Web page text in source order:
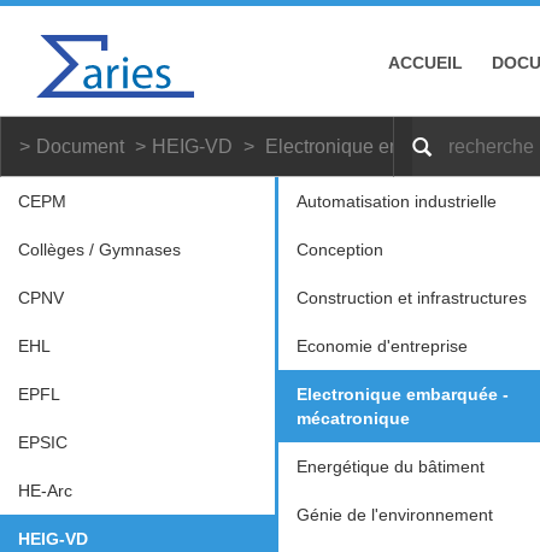
ACCUEIL
Document HEIG-VD Electronique embarquée -
CEPM
Collèges / Gymnases
CPNV
EHL
EPFL
EPSIC
HE-Arc
HEIG-VD
Automatisation industrielle
Conception
Construction et infrastructures
Economie d'entreprise
Electronique embarquée -
mécatronique
Energétique du bâtiment
Génie de l'environnement